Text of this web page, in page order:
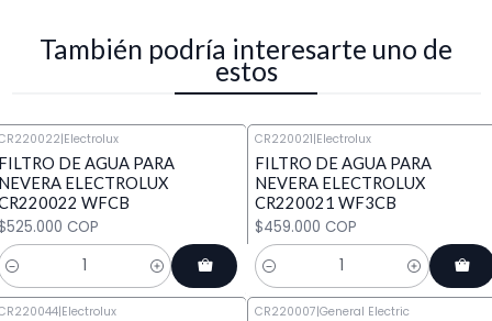
También podría interesarte uno de
estos
|Electrolux
DE AGUA PARA
ELECTROLUX
WFCB
COP
CR220021|Electrolux
FILTRO DE AGUA PARA
NEVERA ELECTROLUX
CR220021 WF3CB
$459.000 COP
Cantidad
|Electrolux CR220007|General Electric